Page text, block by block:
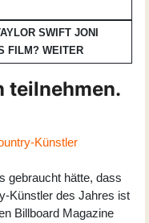
SWIFT JONI
FILM? WEITER
teilnehmen.
Künstler
gebraucht hätte, dass
Künstler des Jahres ist
Billboard Magazine